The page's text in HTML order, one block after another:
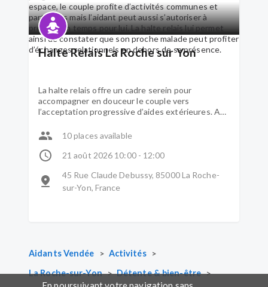
Halte Relais La Roche sur Yon
La halte relais offre un cadre serein pour
accompagner en douceur le couple vers
l’acceptation progressive d’aides extérieures. Au
communes et partagées mais l’aidant peut aussi
relais lui permet ainsi de constater que son
relationnels en dehors de sa présence.
10 places available
21 août 2026 10:00 - 12:00
45 Rue Claude Debussy, 85000 La Roche-
sur-Yon, France
Aidants Vendée > Activités
>
La Roche-sur-Yon > Détente & bien-être >